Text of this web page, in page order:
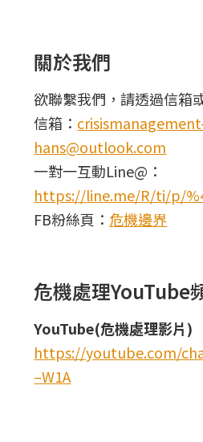
關於我們
欲聯繫我們，請透過信箱
信箱：
hans@outlook.com
一對一互動Line@：
https://line.me/R/ti/p/
FB粉絲頁： 危機邊界
危機處理YouTube
YouTube(危機處理影片)
https://youtube.com/
–W1A